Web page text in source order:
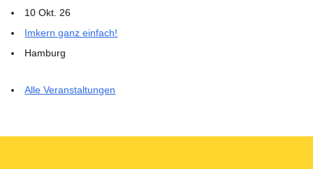
10 Okt. 26
Imkern ganz einfach!
Hamburg
Alle Veranstaltungen